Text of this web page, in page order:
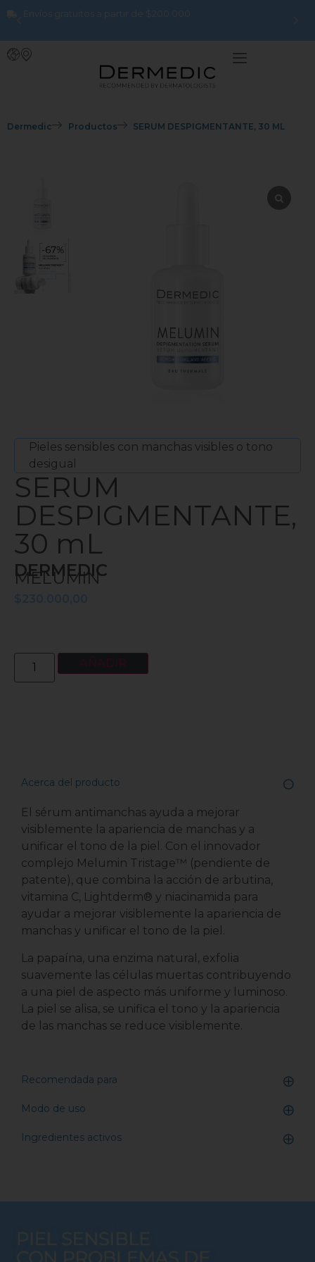
Dermedic Productos SERUM DESPIGMENTANTE, 30 ML
Pieles sensibles con manchas visibles o tono
desigual
SERUM
DESPIGMENTANTE,
30 mL
DERMEDIC
MELUMIN
AÑADIR
Acerca del producto
El sérum antimanchas ayuda a mejorar
visiblemente la apariencia de manchas y a
unificar el tono de la piel. Con el innovador
complejo Melumin Tristage™ (pendiente de
patente), que combina la acción de arbutina,
vitamina C, Lightderm® y niacinamida para
ayudar a mejorar visiblemente la apariencia de
manchas y unificar el tono de la piel.
La papaína, una enzima natural, exfolia
suavemente las células muertas contribuyendo
a una piel de aspecto más uniforme y luminoso.
La piel se alisa, se unifica el tono y la apariencia
de las manchas se reduce visiblemente.
Recomendada para
Modo de uso
Ingredientes activos